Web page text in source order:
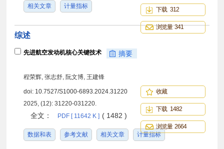
相关文章 计量指标 下载 312
浏览量 341
综述
先进航空发动机核心关键技术 摘要
程荣辉, 张志舒, 阮文博, 王建锋
doi: 10.7527/S1000-6893.2024.31220
2025, (12): 31220-031220.
全文： PDF [ 11642 K ] ( 1482 )
数据和表 参考文献 相关文章 计量指标
收藏
下载 1482
浏览量 2664